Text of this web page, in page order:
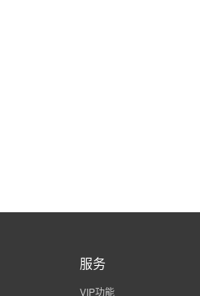
服务
VIP功能